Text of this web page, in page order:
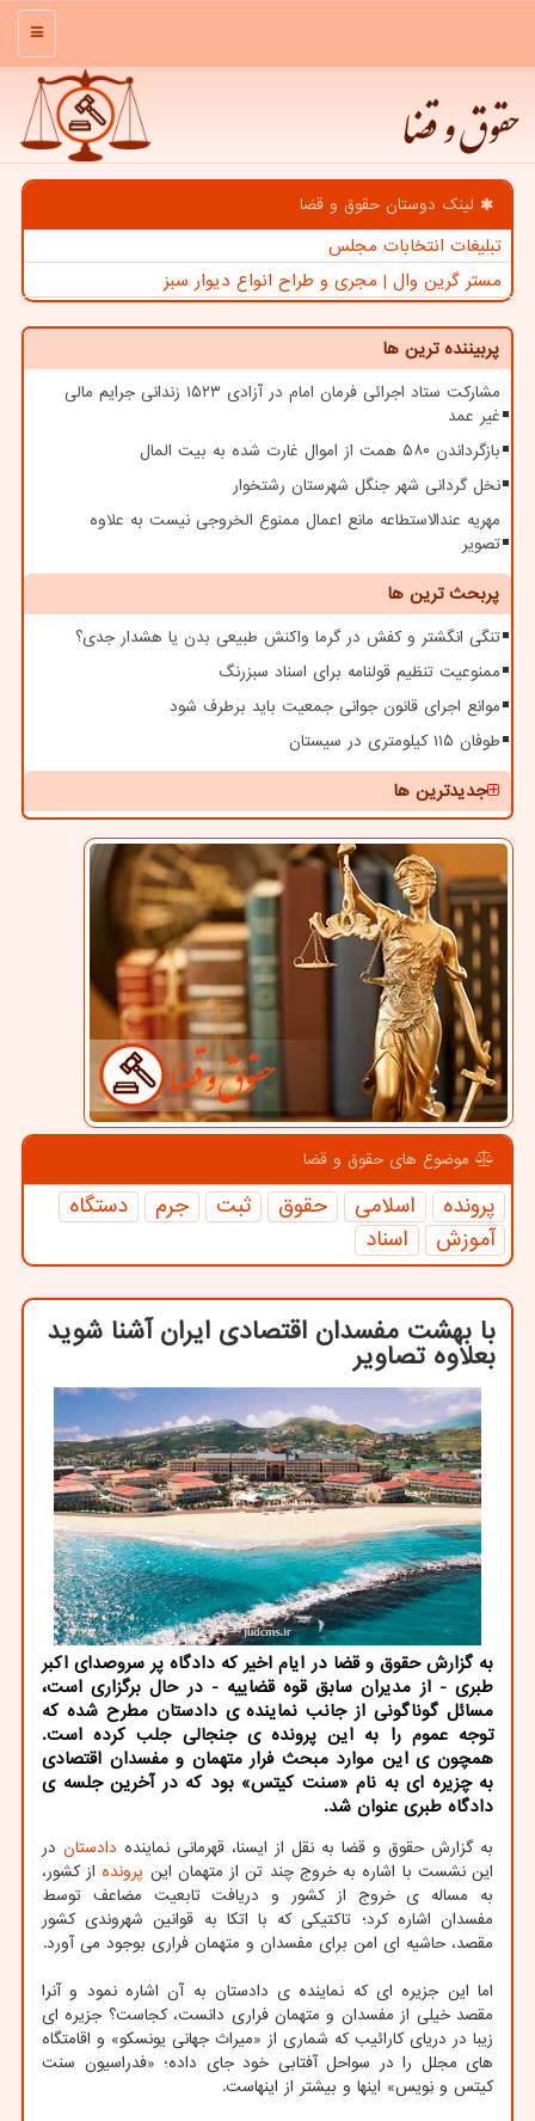
منو
حقوق و قضا
لینک دوستان حقوق و قضا
تبلیغات انتخابات مجلس
مستر گرین وال | مجری و طراح انواع دیوار سبز
پربیننده ترین ها
مشارکت ستاد اجرائی فرمان امام در آزادی ۱۵۲۳ زندانی جرایم مالی
غیر عمد
بازگرداندن ۵۸۰ همت از اموال غارت شده به بیت المال
نخل گردانی شهر جنگل شهرستان رشتخوار
مهریه عندالاستطاعه مانع اعمال ممنوع الخروجی نیست به علاوه
تصویر
پربحث ترین ها
تنگی انگشتر و کفش در گرما واکنش طبیعی بدن یا هشدار جدی؟
ممنوعیت تنظیم قولنامه برای اسناد سبزرنگ
موانع اجرای قانون جوانی جمعیت باید برطرف شود
طوفان ۱۱۵ کیلومتری در سیستان
جدیدترین ها
موضوع های حقوق و قضا
پرونده اسلامی حقوق ثبت جرم
دستگاه
آموزش
اسناد
با بهشت مفسدان اقتصادی ایران آشنا شوید
بعلاوه تصاویر
به گزارش حقوق و قضا در ایام اخیر كه دادگاه پر سروصدای اكبر
طبری - از مدیران سابق قوه قضاییه - در حال برگزاری است،
مسائل گوناگونی از جانب نماینده ی دادستان مطرح شده كه
توجه عموم را به این پرونده ی جنجالی جلب كرده است.
همچون ی این موارد مبحث فرار متهمان و مفسدان اقتصادی
به چزیره ای به نام «سنت كیتس» بود كه در آخرین جلسه ی
دادگاه طبری عنوان شد.
به گزارش حقوق و قضا به نقل از ایسنا، قهرمانی نماینده دادستان در
این نشست با اشاره به خروج چند تن از متهمان این پرونده از کشور،
به مساله ی خروج از کشور و دریافت تابعیت مضاعف توسط
مفسدان اشاره کرد؛ تاکتیکی که با اتکا به قوانین شهروندی کشور
مقصد، حاشیه ای امن برای مفسدان و متهمان فراری بوجود می آورد.
اما این جزیره ای که نماینده ی دادستان به آن اشاره نمود و آنرا
مقصد خیلی از مفسدان و متهمان فراری دانست، کجاست؟ جزیره ای
زیبا در دریای کارائیب که شماری از «میراث جهانی یونسکو» و اقامتگاه
های مجلل را در سواحل آفتابی خود جای داده؛ «فدراسیون سنت
کیتس و نِویس» اینها و بیشتر از اینهاست.